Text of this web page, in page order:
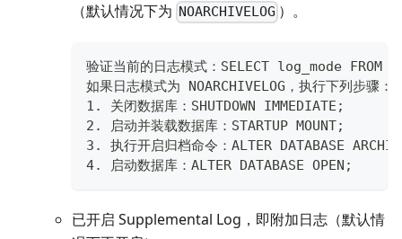
（默认情况下为 NOARCHIVELOG ）。
验证当前的日志模式：SELECT log_mode FROM
如果日志模式为 NOARCHIVELOG，执行下列步骤：
1. 关闭数据库：SHUTDOWN IMMEDIATE;
2. 启动并装载数据库：STARTUP MOUNT;
3. 执行开启归档命令：ALTER DATABASE
4. 启动数据库：ALTER DATABASE OPEN;
已开启 Supplemental Log，即附加日志（默认情